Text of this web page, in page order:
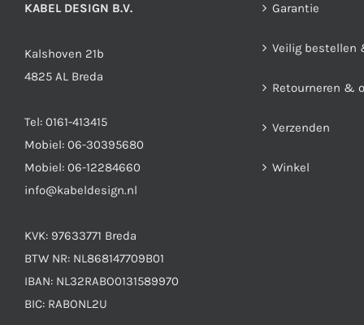
worden
KABEL DESIGN B.V.
Kalshoven 21b
4825 AL Breda
Tel: 0161-413415
Mobiel: 06-30395680
Mobiel: 06-12284660
info@kabeldesign.nl
KVK: 97633771 Breda
BTW NR: NL868147709B01
IBAN: NL32RABO0131589970
BIC: RABONL2U
Garantie
Veilig bestellen
Retourneren &
Verzenden
Winkel